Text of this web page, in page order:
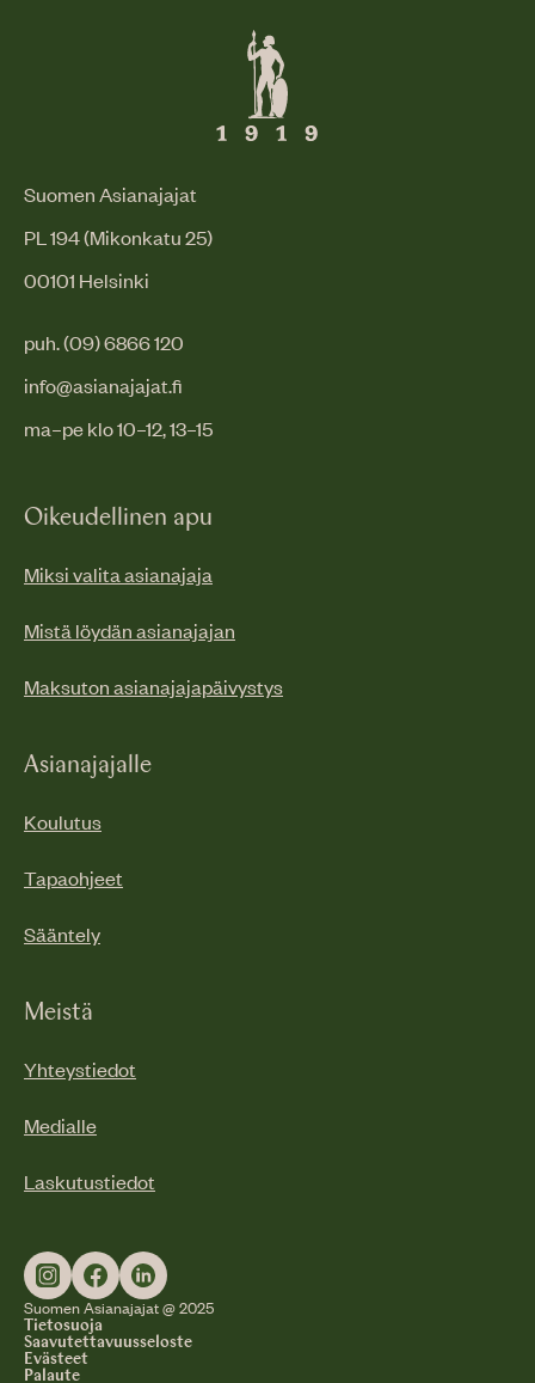
Suomen Asianajajat
PL 194 (Mikonkatu 25)
00101 Helsinki
puh. (09) 6866 120
info@asianajajat.fi
ma–pe klo 10–12, 13–15
Oikeudellinen apu
Miksi valita asianajaja
Mistä löydän asianajajan
Maksuton asianajajapäivystys
Asianajajalle
Koulutus
Tapaohjeet
Sääntely
Meistä
Yhteystiedot
Medialle
Laskutustiedot
Suomen Asianajajat @ 2025
Tietosuoja
Saavutettavuusseloste
Evästeet
Palaute